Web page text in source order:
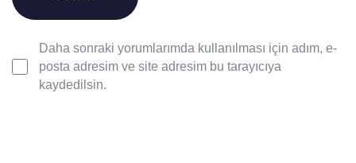
Daha sonraki yorumlarımda kullanılması için adım, e-
posta adresim ve site adresim bu tarayıcıya
kaydedilsin.